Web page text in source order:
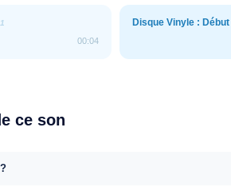
00:04
Disque Vinyle : Début
ce son